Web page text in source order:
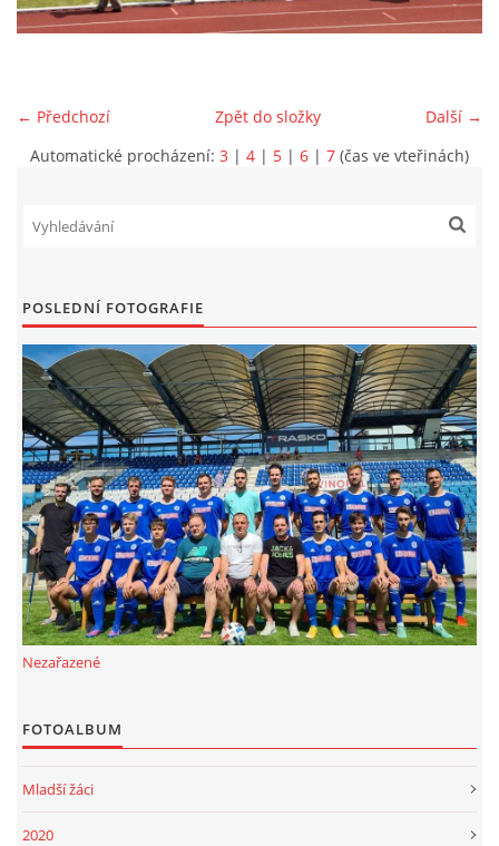
MLADŠÍ ŽÁCI "B"
PODPORUJÍ NÁŠ KLUB
ARCHÍV
DOTACE
FKD, z.s.
Drnovice 704
68304 Drnovice
← Předchozí Další →
Zpět do složky
Automatické procházení: 3 | 4 | 5 | 6 | 7 (čas ve vteřinách)
POSLEDNÍ FOTOGRAFIE
Nezařazené
FOTOALBUM
Mladší žáci
2020